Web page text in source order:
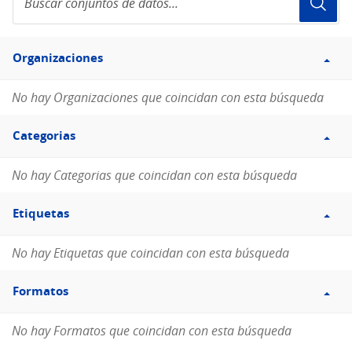
conjuntos
de
Filtro
Organizaciones
Organizaciones
No hay Organizaciones que coincidan con esta búsqueda
Filtro
Categorias
Categorias
No hay Categorias que coincidan con esta búsqueda
Filtro
Etiquetas
Etiquetas
No hay Etiquetas que coincidan con esta búsqueda
Filtro
Formatos
Formatos
No hay Formatos que coincidan con esta búsqueda